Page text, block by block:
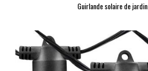
Guirlande solaire de jardin...